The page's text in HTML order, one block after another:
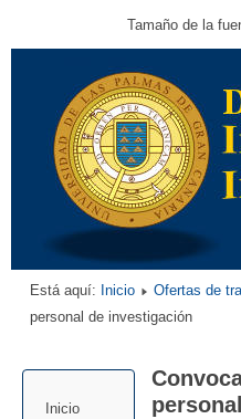
Tamaño de la
Está aquí: Inicio Ofertas de
personal de investigación
Inicio